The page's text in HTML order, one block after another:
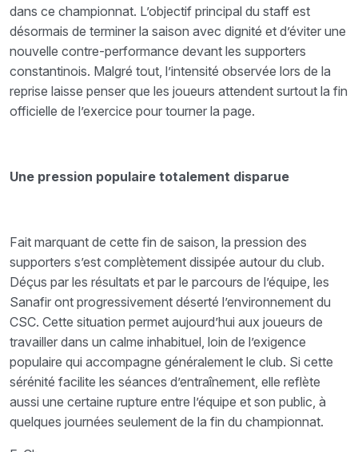
dans ce championnat. L’objectif principal du staff est
désormais de terminer la saison avec dignité et d’éviter une
nouvelle contre-performance devant les supporters
constantinois. Malgré tout, l’intensité observée lors de la
reprise laisse penser que les joueurs attendent surtout la fin
officielle de l’exercice pour tourner la page.
Une pression populaire totalement disparue
Fait marquant de cette fin de saison, la pression des
supporters s’est complètement dissipée autour du club.
Déçus par les résultats et par le parcours de l’équipe, les
Sanafir ont progressivement déserté l’environnement du
CSC. Cette situation permet aujourd’hui aux joueurs de
travailler dans un calme inhabituel, loin de l’exigence
populaire qui accompagne généralement le club. Si cette
sérénité facilite les séances d’entraînement, elle reflète
aussi une certaine rupture entre l’équipe et son public, à
quelques journées seulement de la fin du championnat.